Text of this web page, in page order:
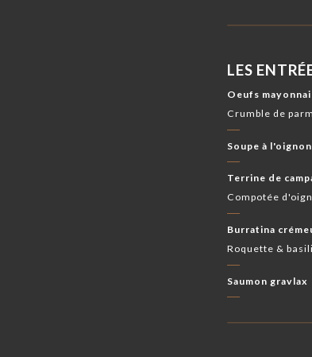
LES
Oeufs
Crumble de
Soupe à
Terrine de
Compotée
Burratina
Roquette &
Saumon gravlax